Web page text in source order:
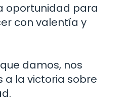
oportunidad para
con valentía y
damos, nos
la victoria sobre